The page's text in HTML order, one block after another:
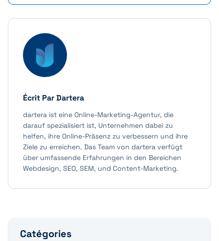
Écrit ParDartera
dartera ist eine Online-Marketing-Agentur, die
darauf spezialisiert ist, Unternehmen dabei zu
helfen, ihre Online-Präsenz zu verbessern und ihre
Ziele zu erreichen. Das Team von dartera verfügt
über umfassende Erfahrungen in den Bereichen
Webdesign, SEO, SEM, und Content-Marketing.
Catégories